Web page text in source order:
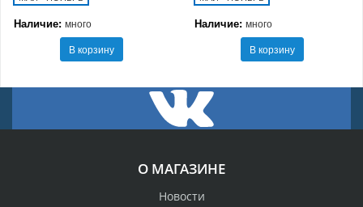
Наличие: много
В корзину
Наличие: много
В корзину
О МАГАЗИНЕ
Новости